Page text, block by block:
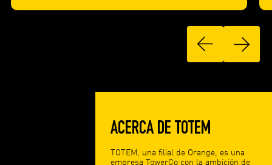
ACERCA DE TOTEM
TOTEM, una filial de Orange, es una
empresa TowerCo con la ambición de